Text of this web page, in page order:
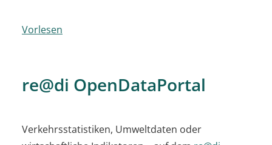
Vorlesen
re@di OpenDataPortal
Verkehrsstatistiken, Umweltdaten oder